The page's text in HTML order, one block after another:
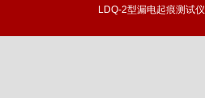
LDQ-2型漏电起痕测试仪